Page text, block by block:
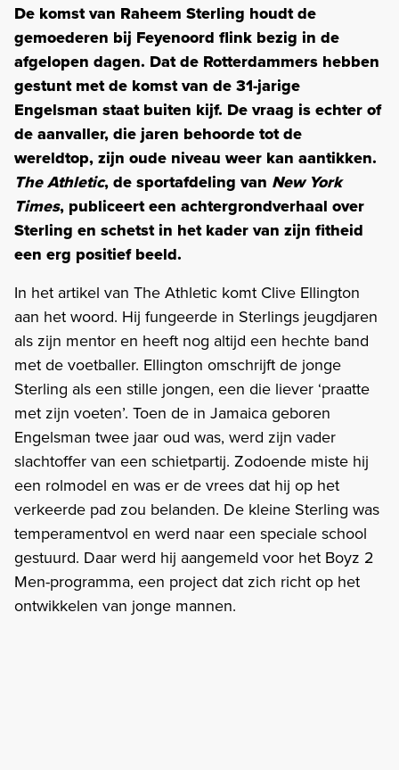
De komst van Raheem Sterling houdt de
gemoederen bij Feyenoord flink bezig in de
afgelopen dagen. Dat de Rotterdammers hebben
gestunt met de komst van de 31-jarige
Engelsman staat buiten kijf. De vraag is echter of
de aanvaller, die jaren behoorde tot de
wereldtop, zijn oude niveau weer kan aantikken.
The Athletic, de sportafdeling van New York
Times, publiceert een achtergrondverhaal over
Sterling en schetst in het kader van zijn fitheid
een erg positief beeld.
In het artikel van The Athletic komt Clive Ellington
aan het woord. Hij fungeerde in Sterlings jeugdjaren
als zijn mentor en heeft nog altijd een hechte band
met de voetballer. Ellington omschrijft de jonge
Sterling als een stille jongen, een die liever ‘praatte
met zijn voeten’. Toen de in Jamaica geboren
Engelsman twee jaar oud was, werd zijn vader
slachtoffer van een schietpartij. Zodoende miste hij
een rolmodel en was er de vrees dat hij op het
verkeerde pad zou belanden. De kleine Sterling was
temperamentvol en werd naar een speciale school
gestuurd. Daar werd hij aangemeld voor het Boyz 2
Men-programma, een project dat zich richt op het
ontwikkelen van jonge mannen.